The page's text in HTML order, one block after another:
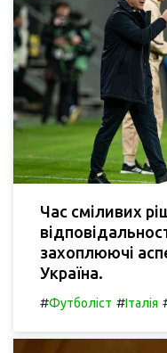
Час сміливих
захоплюючі
Україна.
#Футболіст #Італія